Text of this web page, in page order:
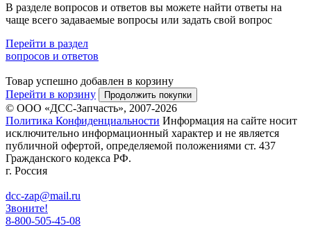
В разделе вопросов и ответов вы можете найти ответы на
чаще всего задаваемые вопросы или задать свой вопрос
Перейти в раздел
вопросов и ответов
Товар успешно добавлен в корзину
Перейти в корзину
Продолжить покупки
© ООО «ДСС-Запчасть», 2007-2026
Политика Конфиденциальности Информация на сайте носит
исключительно информационный характер и не является
публичной офертой, определяемой положениями ст. 437
Гражданского кодекса РФ.
г. Россия
dcc-zap@mail.ru
Звоните!
8-800-505-45-08